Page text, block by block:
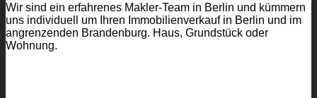
Wir sind ein erfahrenes Makler-Team in Berlin und kümmern
uns individuell um Ihren Immobilienverkauf in Berlin und im
angrenzenden Brandenburg. Haus, Grundstück oder
Wohnung.